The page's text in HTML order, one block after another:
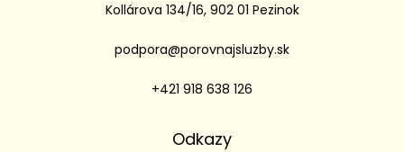
Kollárova 134/16, 902 01 Pezinok
podpora@porovnajsluzby.sk
+421 918 638 126
Odkazy